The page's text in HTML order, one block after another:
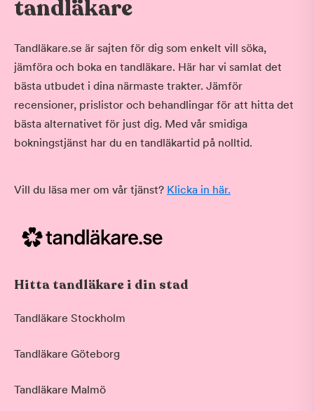
tandläkare
Tandläkare.se är sajten för dig som enkelt vill söka,
jämföra och boka en tandläkare. Här har vi samlat det
bästa utbudet i dina närmaste trakter. Jämför
recensioner, prislistor och behandlingar för att hitta det
bästa alternativet för just dig. Med vår smidiga
bokningstjänst har du en tandläkartid på nolltid.
Vill du läsa mer om vår tjänst? Klicka in här.
Hitta tandläkare i din stad
Tandläkare Stockholm
Tandläkare Göteborg
Tandläkare Malmö